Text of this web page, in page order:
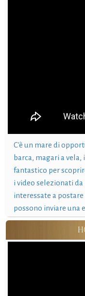
C'è un mare di
barca, magari a vela,
fantastico per
i video selezionati
interessate a
possono inviare una